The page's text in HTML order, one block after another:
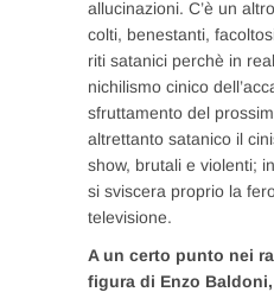
allucinazioni. C’è un
colti, benestanti,
riti satanici perchè in
nichilismo cinico
sfruttamento del
altrettanto satanico il
show, brutali e violenti;
si sviscera proprio la
televisione.
A un certo punto nei
figura di Enzo